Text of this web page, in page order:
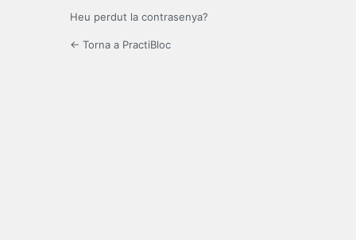
Heu perdut la contrasenya?
← Torna a PractiBloc